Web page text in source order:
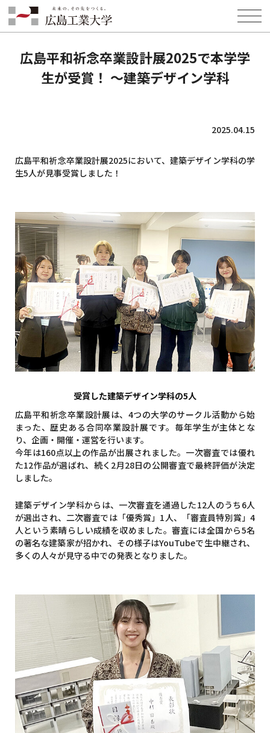
HOME INFORMATION
広島平和祈念卒業設計展2025で本学学生が受賞！ ～建築デザイン学科
広島平和祈念卒業設計展2025で本学学
生が受賞！ ～建築デザイン学科
2025.04.15
広島平和祈念卒業設計展2025において、建築デザイン学科の学
生5人が見事受賞しました！
受賞した建築デザイン学科の5人
広島平和祈念卒業設計展は、4つの大学のサークル活動から始
まった、歴史ある合同卒業設計展です。毎年学生が主体とな
り、企画・開催・運営を行います。
今年は160点以上の作品が出展されました。一次審査では優れ
た12作品が選ばれ、続く2月28日の公開審査で最終評価が決定
しました。
建築デザイン学科からは、一次審査を通過した12人のうち6人
が選出され、二次審査では「優秀賞」1人、「審査員特別賞」4
人という素晴らしい成績を収めました。審査には全国から5名
の著名な建築家が招かれ、その様子はYouTubeで生中継され、
多くの人々が見守る中での発表となりました。